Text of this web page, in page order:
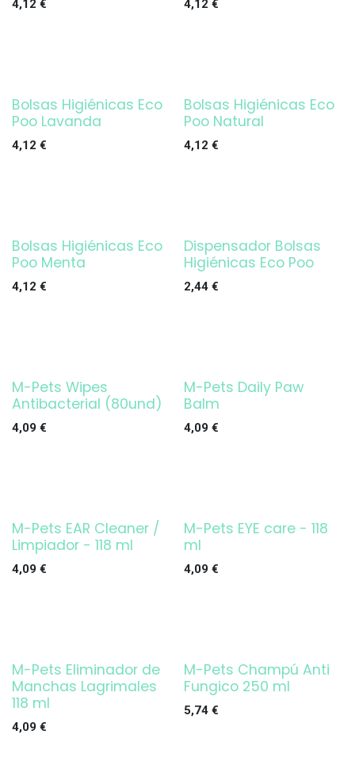
4,12 € 4,12 €
Bolsas Higiénicas Eco
Poo Lavanda
4,12 €
Bolsas Higiénicas Eco
Poo Natural
4,12 €
Bolsas Higiénicas Eco
Poo Menta
4,12 €
Dispensador Bolsas
Higiénicas Eco Poo
2,44€
M-Pets Wipes
Antibacterial (80und)
4,09 €
M-Pets Daily Paw
Balm
4,09 €
M-Pets EAR Cleaner /
Limpiador - 118 ml
4,09 €
M-Pets EYE care - 118
ml
4,09 €
M-Pets Eliminador de
Manchas Lagrimales
118 ml
4,09 €
M-Pets Champú Anti
Fungico 250 ml
5,74€